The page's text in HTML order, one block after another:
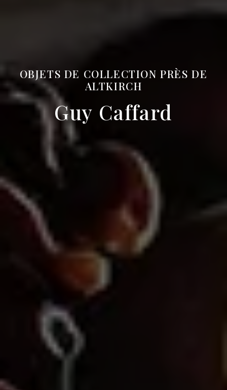
OBJETS DE COLLECTION PRÈS DE
ALTKIRCH
Guy Caffard